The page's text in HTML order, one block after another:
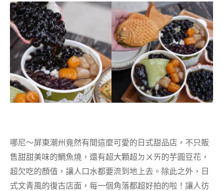
哪尼～屏東潮州竟然有間這麼可愛的日式甜品店，不只販
售甜甜美味的鯛魚燒，還有超大顆超ㄉㄨㄞ的芋圓豆花，
超欠吃的顏值，讓人口水都要流到地上去。除此之外，日
式文青風的復古店面，每一個角落都超好拍的啦！讓人彷